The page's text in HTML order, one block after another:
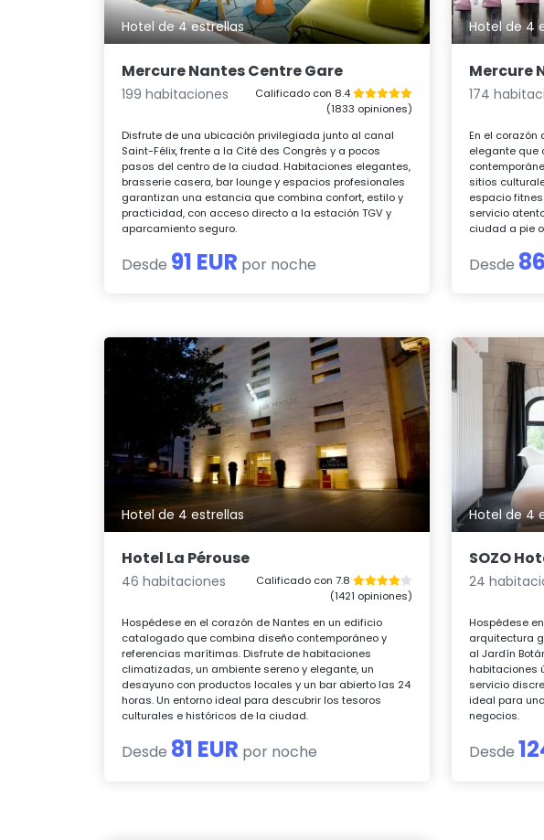
Hotel de 4 estrellas
Mercure Nantes Centre Gare
199 habitaciones
Calificado con 8.4
(1833 opiniones)
Disfrute de una ubicación privilegiada junto al canal
Saint-Félix, frente a la Cité des Congrès y a pocos
pasos del centro de la ciudad. Habitaciones elegantes,
brasserie casera, bar lounge y espacios profesionales
garantizan una estancia que combina confort, estilo y
practicidad, con acceso directo a la estación TGV y
aparcamiento seguro.
Desde 91 EUR por noche
Hotel de 4
Mercure
174
En el corazón
elegante que
sitios
espacio
servicio
ciudad a pie
Desde
Hotel de 4 estrellas
Hotel La Pérouse
46 habitaciones
Calificado con 7.8
(1421 opiniones)
Hospédese en el corazón de Nantes en un edificio
catalogado que combina diseño contemporáneo y
referencias marítimas. Disfrute de habitaciones
climatizadas, un ambiente sereno y elegante, un
desayuno con productos locales y un bar abierto las 24
horas. Un entorno ideal para descubrir los tesoros
culturales e históricos de la ciudad.
Desde 81 EUR por noche
Hotel de 4
SOZO
24
Hospédese
arquitectura
al Jardín
habitaciones
servicio
ideal para
negocios.
Desde